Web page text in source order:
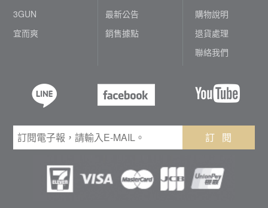
3GUN
宜而爽
最新公告
銷售據點
購物說明
退貨處理
聯絡我們
訂 閱